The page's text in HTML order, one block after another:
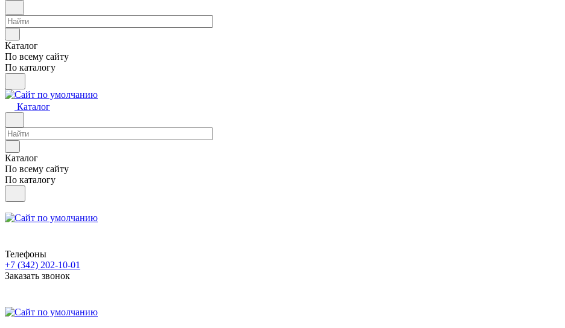
Каталог
По всему сайту
По каталогу
Каталог
Каталог
По всему сайту
По каталогу
Телефоны
+7 (342) 202-10-01
Заказать звонок